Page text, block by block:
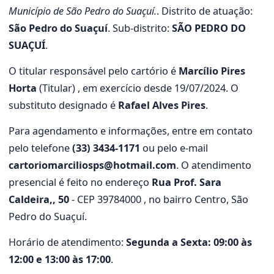
Município de São Pedro do Suaçuí.. Distrito de atuação:
São Pedro do Suaçuí. Sub-distrito:SÃO PEDRO DO
SUAÇUÍ.
O titular responsável pelo cartório é Marcílio Pires
Horta (Titular) , em exercício desde 19/07/2024. O
substituto designado é Rafael Alves Pires.
Para agendamento e informações, entre em contato
pelo telefone(33) 3434-1171 ou pelo e-mail
cartoriomarciliosps@hotmail.com. O atendimento
presencial é feito no endereço Rua Prof. Sara
Caldeira,, 50- CEP 39784000 , no bairro Centro, São
Pedro do Suaçuí.
Horário de atendimento:Segunda a Sexta: 09:00 às
12:00 e 13:00 às 17:00.